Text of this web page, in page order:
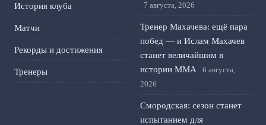
История клуба
Матчи
Рекорды и достижения
Тренеры
7 августа, 2026
Тренер Махачева: ещё пара
побед — и Ислам Махачев
станет величайшим в
истории ММА
6 августа,
2026
Смородская: сезон станет
испытанием для